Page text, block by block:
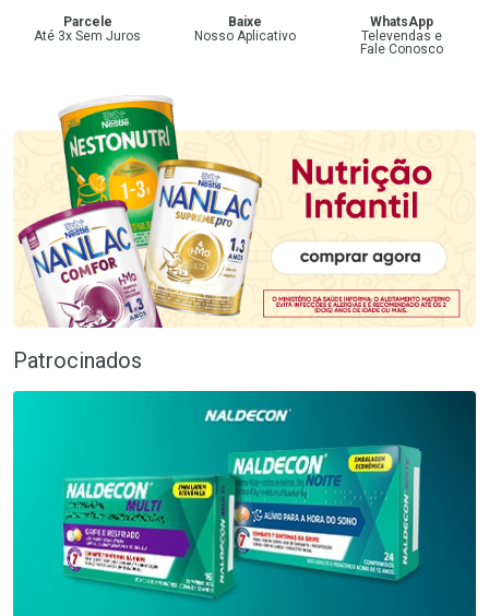
Parcele
Até 3x Sem Juros
Baixe
Nosso Aplicativo
WhatsApp
Televendas e
Fale Conosco
Patrocinados